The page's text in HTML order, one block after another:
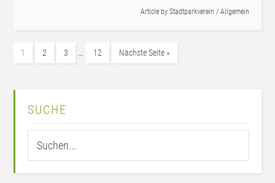
Article by Stadtparkverein / Allgemein
1 2 3 … 12 Nächste Seite »
SUCHE